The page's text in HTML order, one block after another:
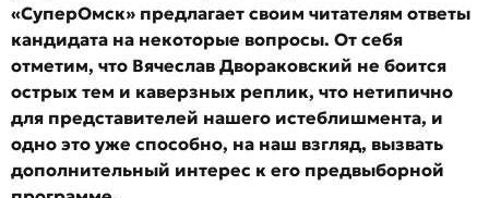
«СуперОмск» предлагает своим читателям ответы
кандидата на некоторые вопросы. От себя
отметим, что Вячеслав Двораковский не боится
острых тем и каверзных реплик, что нетипично
для представителей нашего истеблишмента, и
одно это уже способно, на наш взгляд, вызвать
дополнительный интерес к его предвыборной